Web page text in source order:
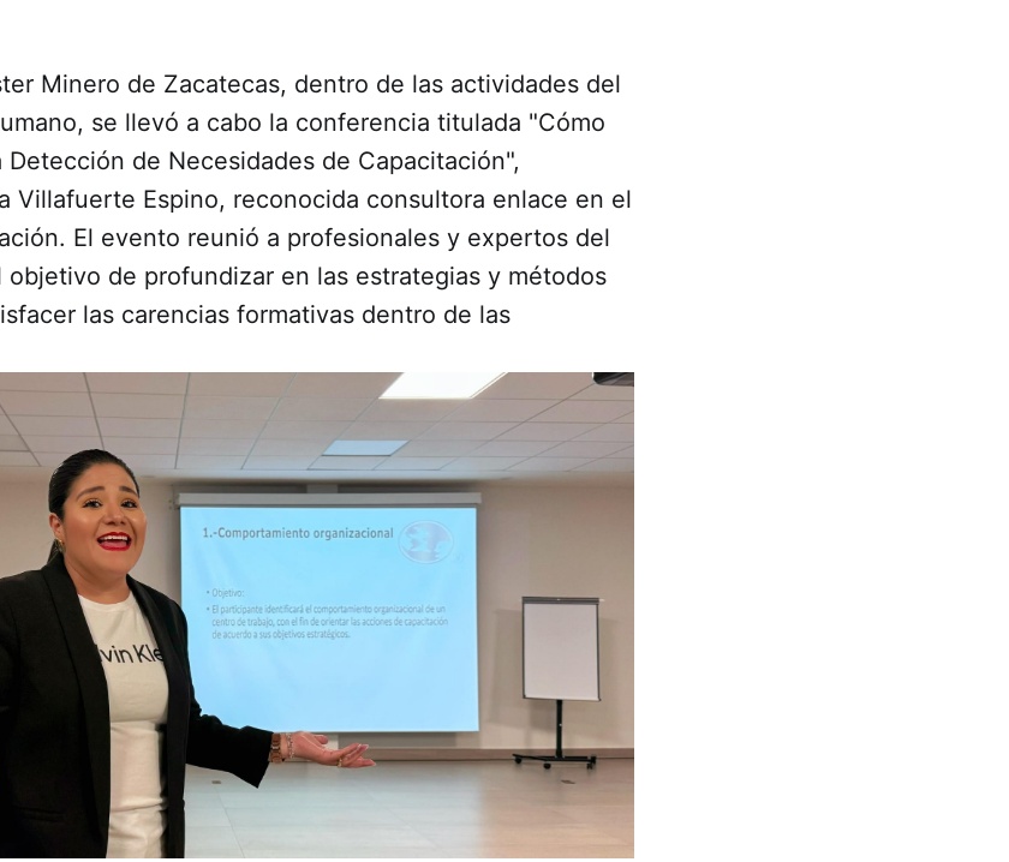
Minero de Zacatecas, dentro de las actividades del
se llevó a cabo la conferencia titulada "Cómo
de Necesidades de Capacitación",
Villafuerte Espino, reconocida consultora enlace en el
El evento reunió a profesionales y expertos del
de profundizar en las estrategias y métodos
las carencias formativas dentro de las